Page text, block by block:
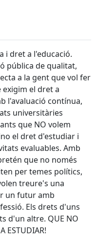
i dret a l'educació.
pública de qualitat,
a la gent que vol fer
exigim el dret a
l'avaluació contínua,
universitàries
que NO volem
el dret d'estudiar i
evaluables. Amb
que no només
per temes polítics,
treure's una
un futur amb
Els drets d'uns
d'un altre. QUE NO
ESTUDIAR!